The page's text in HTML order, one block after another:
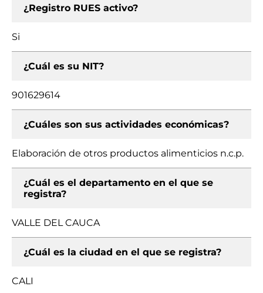
¿Registro RUES activo?
Si
¿Cuál es su NIT?
901629614
¿Cuáles son sus actividades económicas?
Elaboración de otros productos alimenticios n.c.p.
¿Cuál es el departamento en el que se
registra?
VALLE DEL CAUCA
¿Cuál es la ciudad en el que se registra?
CALI